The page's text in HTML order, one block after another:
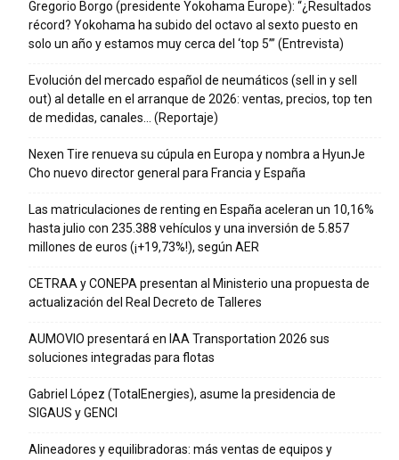
Gregorio Borgo (presidente Yokohama Europe): “¿Resultados
récord? Yokohama ha subido del octavo al sexto puesto en
solo un año y estamos muy cerca del ‘top 5’” (Entrevista)
Evolución del mercado español de neumáticos (sell in y sell
out) al detalle en el arranque de 2026: ventas, precios, top ten
de medidas, canales… (Reportaje)
Nexen Tire renueva su cúpula en Europa y nombra a HyunJe
Cho nuevo director general para Francia y España
Las matriculaciones de renting en España aceleran un 10,16%
hasta julio con 235.388 vehículos y una inversión de 5.857
millones de euros (¡+19,73%!), según AER
CETRAA y CONEPA presentan al Ministerio una propuesta de
actualización del Real Decreto de Talleres
AUMOVIO presentará en IAA Transportation 2026 sus
soluciones integradas para flotas
Gabriel López (TotalEnergies), asume la presidencia de
SIGAUS y GENCI
Alineadores y equilibradoras: más ventas de equipos y